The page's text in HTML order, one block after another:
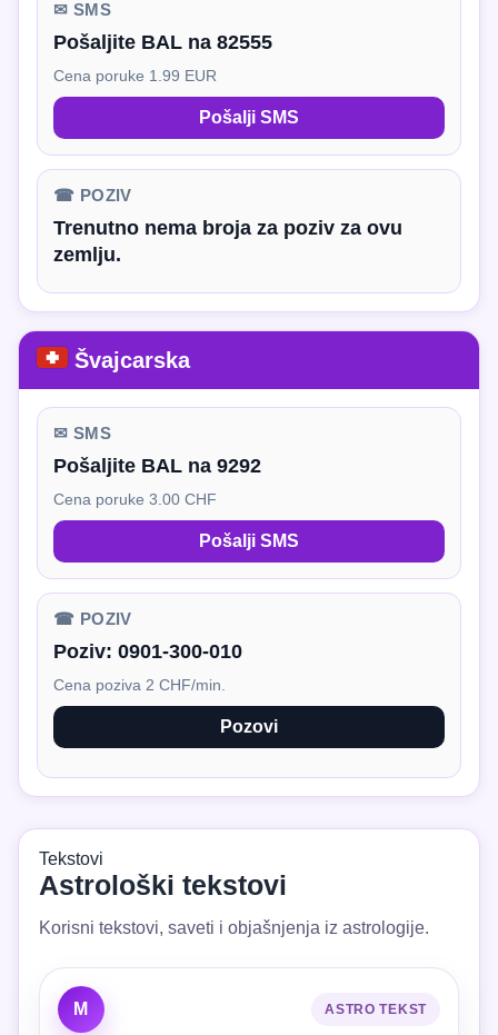
✉ SMS
Pošaljite BAL na 82555
Cena poruke 1.99 EUR
Pošalji SMS
☎ POZIV
Trenutno nema broja za poziv za ovu
zemlju.
Švajcarska
✉ SMS
Pošaljite BAL na 9292
Cena poruke 3.00 CHF
Pošalji SMS
☎ POZIV
Poziv: 0901-300-010
Cena poziva 2 CHF/min.
Pozovi
Tekstovi
Astrološki tekstovi
Korisni tekstovi, saveti i objašnjenja iz astrologije.
M ASTRO TEKST